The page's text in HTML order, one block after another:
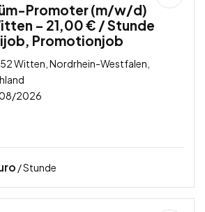
Promoter (m/w/d)
– 21,00 € / Stunde
Promotionjob
Witten, Nordrhein-Westfalen,
2026
/ Stunde